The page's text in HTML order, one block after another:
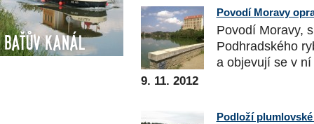
Baťův kanál
Povodí Moravy
Povodí Moravy,
Podhradského
a objevují se v ní
9. 11. 2012
Podloží